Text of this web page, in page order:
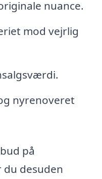
nuance.
mod vejrlig
nyrenoveret
på
du desuden